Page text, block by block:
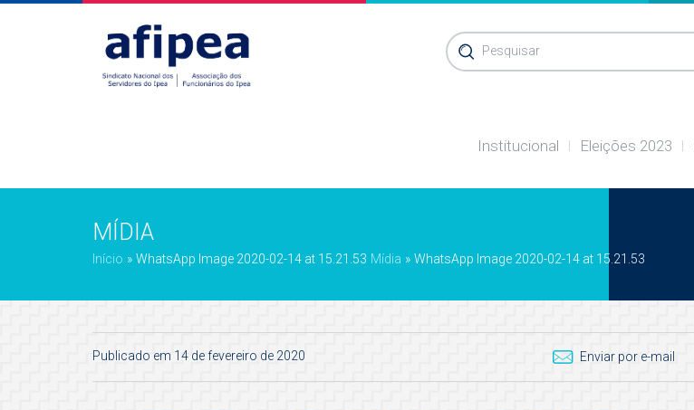
Pesquisar
Institucional Eleições 2023
MÍDIA
Início » WhatsApp Image 2020-02-14 at 15.21.53 Mídia » WhatsApp Image 2020-02-14 at 15.21.53
Publicado em 14 de fevereiro de 2020 Enviar por e-mail